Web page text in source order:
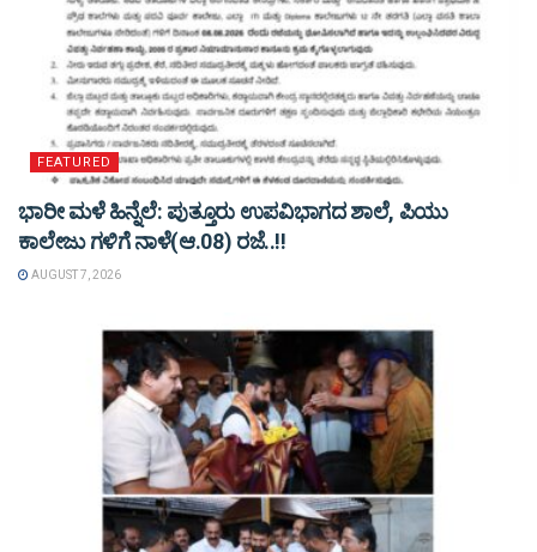
FEATURED
ಭಾರೀ ಮಳೆ ಹಿನ್ನೆಲೆ: ಪುತ್ತೂರು ಉಪವಿಭಾಗದ ಶಾಲೆ, ಪಿಯು
ಕಾಲೇಜು ಗಳಿಗೆ ನಾಳೆ(ಆ.08) ರಜೆ..!!
AUGUST 7, 2026